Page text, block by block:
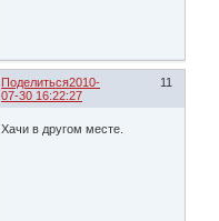
Поделиться 11
2010-
07-30 16:22:27
Хачи в другом месте.